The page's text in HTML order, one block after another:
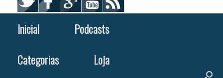
Inicial
Podcasts
Categorias
Loja